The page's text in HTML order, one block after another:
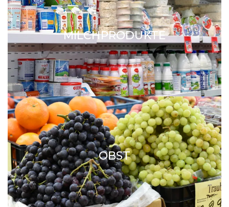
MILCHPRODUKTE
OBST